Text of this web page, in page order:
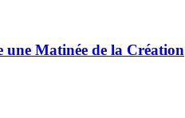
une Matinée de la Création